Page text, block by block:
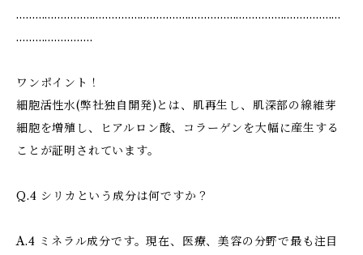
…………………………………………………………………………………………
……………………
ワンポイント！
細胞活性水(弊社独自開発)とは、肌再生し、肌深部の線維芽
細胞を増殖し、ヒアルロン酸、コラーゲンを大幅に産生する
ことが証明されています。
Q.4 シリカという成分は何ですか？
A.4 ミネラル成分です。現在、医療、美容の分野で最も注目